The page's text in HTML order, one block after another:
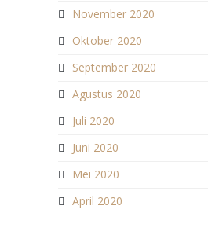
November 2020
Oktober 2020
September 2020
Agustus 2020
Juli 2020
Juni 2020
Mei 2020
April 2020